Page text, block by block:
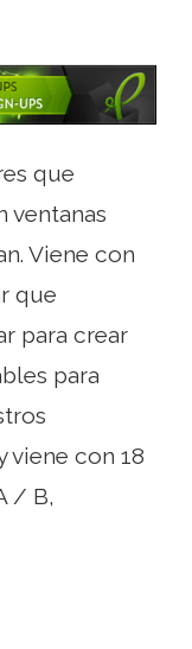
que
ventanas
Viene con
que
para crear
para
viene con 18
/ B,